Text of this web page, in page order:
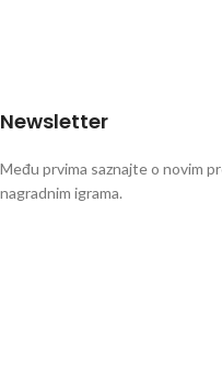
Newsletter
Među prvima saznajte o novim
nagradnim igrama.